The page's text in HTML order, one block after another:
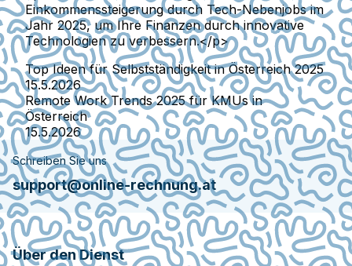
Einkommenssteigerung durch Tech-Nebenjobs im
Jahr 2025, um Ihre Finanzen durch innovative
Technologien zu verbessern.</p>
Top Ideen für Selbstständigkeit in Österreich 2025
15.5.2026
Remote Work Trends 2025 für KMUs in
Österreich
15.5.2026
Schreiben Sie uns
support@online-rechnung.at
Über den Dienst